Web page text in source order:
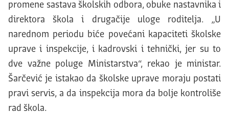
promene sastava školskih odbora, obuke nastavnika i
direktora škola i drugačije uloge roditelja. „U
narednom periodu biće povećani kapaciteti školske
uprave i inspekcije, i kadrovski i tehnički, jer su to
dve važne poluge Ministarstva“, rekao je ministar.
Šarčević je istakao da školske uprave moraju postati
pravi servis, a da inspekcija mora da bolje kontroliše
rad škola.